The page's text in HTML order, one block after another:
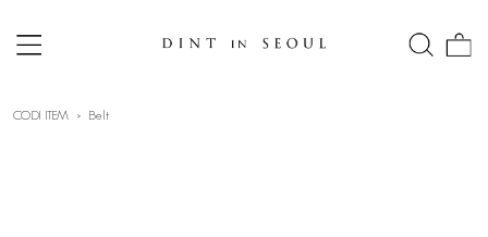
CODI ITEM Belt